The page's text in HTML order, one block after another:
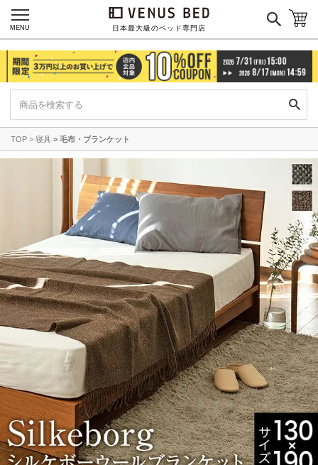
日本最大級のベッド専門店
MENU
特定商取引法に基づく表記 プライバシーポリシー
マイページ
TOP 寝具 毛布・ブランケット